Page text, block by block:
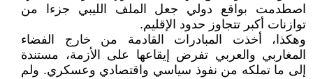
اصطدمت بواقع دولي جعل الملف الليبي جزءا من
توازنات أكبر تتجاوز حدود الإقليم.
وهكذا، أخذت المبادرات القادمة من خارج الفضاء
المغاربي والعربي تفرض إيقاعها على الأزمة، مستندة
إلى ما تملكه من نفوذ سياسي واقتصادي وعسكري. ولم